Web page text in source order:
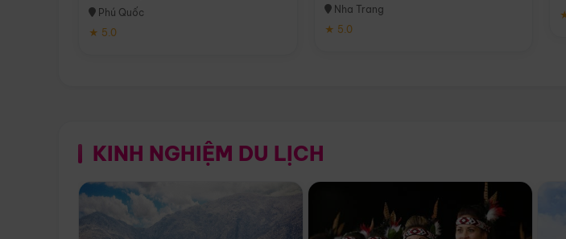
Phú Quốc
★ 5.0
Nha Trang
★ 5.0
KINH NGHIỆM DU LỊCH